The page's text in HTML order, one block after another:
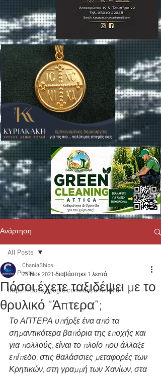
Ανάρτηση
All Posts
https://docs.google.com/document/d/
All Posts
Πόσοι έχετε ταξιδέψει με το
θρυλικό “Άπτερα”;
ChaniaShips
25 Νοε 2021 διαβάστηκε 1 λεπτά
Το ΑΠΤΕΡΑ υπήρξε ένα από τα
σημαντικότερα βαπόρια της εποχής και
για πολλούς, είναι το πλοίο που άλλαξε
επίπεδο, στις θαλάσσιες μεταφορές των
Κρητικών, στη γραμμή των Χανίων, στα